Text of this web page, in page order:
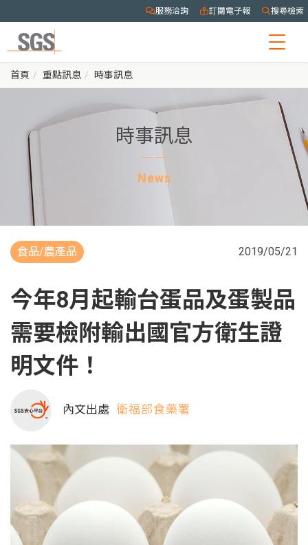
服務洽詢 訂閱電子報 搜尋檢索
首頁 重點訊息 時事訊息
時事訊息
News
食品/農產品 2019/05/21
今年8月起輸台蛋品及蛋製品
需要檢附輸出國官方衛生證
明文件！
內文出處 衛福部食藥署